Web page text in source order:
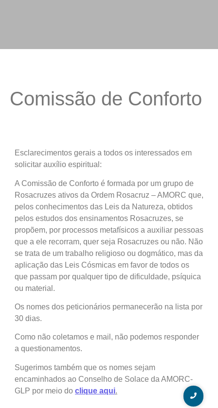
Comissão de Conforto
Esclarecimentos gerais a todos os interessados em
solicitar auxílio espiritual:
A Comissão de Conforto é formada por um grupo de
Rosacruzes ativos da Ordem Rosacruz – AMORC que,
pelos conhecimentos das Leis da Natureza, obtidos
pelos estudos dos ensinamentos Rosacruzes, se
propõem, por processos metafísicos a auxiliar pessoas
que a ele recorram, quer seja Rosacruzes ou não. Não
se trata de um trabalho religioso ou dogmático, mas da
aplicação das Leis Cósmicas em favor de todos os
que passam por qualquer tipo de dificuldade, psíquica
ou material.
Os nomes dos peticionários permanecerão na lista por
30 dias.
Como não coletamos e mail, não podemos responder
a questionamentos.
Sugerimos também que os nomes sejam
encaminhados ao Conselho de Solace da AMORC-
GLP por meio do clique aqui.